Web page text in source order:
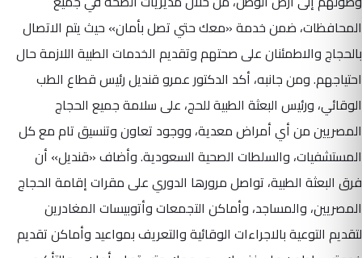
المحافظات، ضمن خدمة «معك حتي تصل بأمان» حيث يتم الاتصال
بالحجاج والاطمئنان على صحتهم وتقديم الخدمات الطبية اللازمة حال
احتياجهم. ومن جانبه، أكد الدكتور عمرو قنديل رئيس قطاع الطب
الوقائي، ورئيس البعثة الطبية للحج، على سلامة جميع الحجاج
المصريين من أي أمراض معدية، ووجود تعاون وتنسيق تام مع كل
المستشفيات، والسلطات الصحية السعودية. وأضاف «قنديل» أن
فرق البعثة الطبية، تواصل مرورها الدوري على مقرات إقامة الحجاج
المصريين، والمساجد، وأماكن التجمعات وأتوبيسات المغادرين
لتقديم التوعية بالاجراءات الوقائية والتعريف بمواعيد وأماكن تقديم